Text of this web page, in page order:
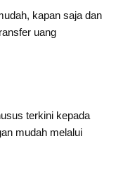
kapan saja dan
uang
terkini kepada
mudah melalui